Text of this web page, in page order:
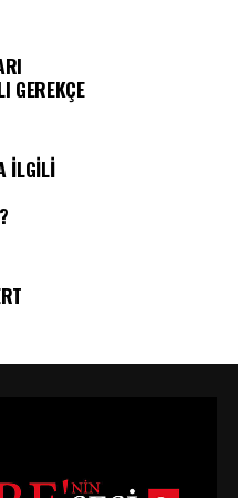
GEREKÇE
İLGİLİ